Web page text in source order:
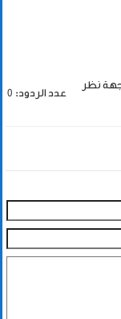
نظر
عدد الردود: 0